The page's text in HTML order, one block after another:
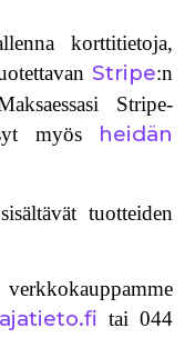
korttitietoja,
Stripe:n
Stripe-
myös heidän
tuotteiden
tai 044